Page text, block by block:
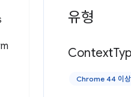
유형
Context
Chrome 44 이상